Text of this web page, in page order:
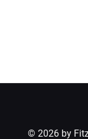
© 2026 by